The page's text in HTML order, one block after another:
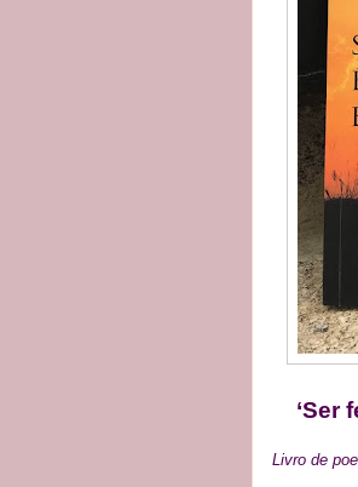
‘Ser
Livro de